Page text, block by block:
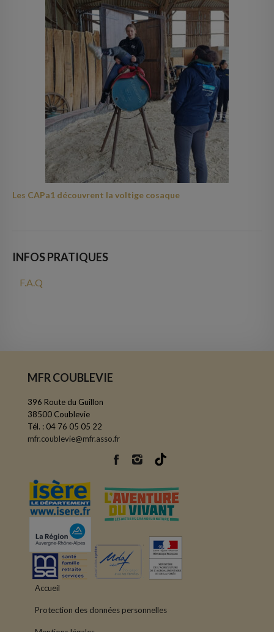
Les CAPa1 découvrent la voltige cosaque
INFOS PRATIQUES
F.A.Q
MFR COUBLEVIE
396 Route du Guillon
38500 Coublevie
Tél. : 04 76 05 05 22
mfr.coublevie@mfr.asso.fr
Accueil
Protection des données personnelles